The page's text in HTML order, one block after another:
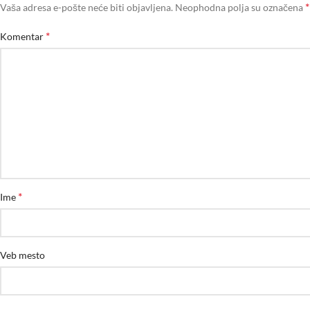
Vaša adresa e-pošte neće biti objavljena. Neophodna polja su označena *
Komentar *
Ime *
Veb mesto